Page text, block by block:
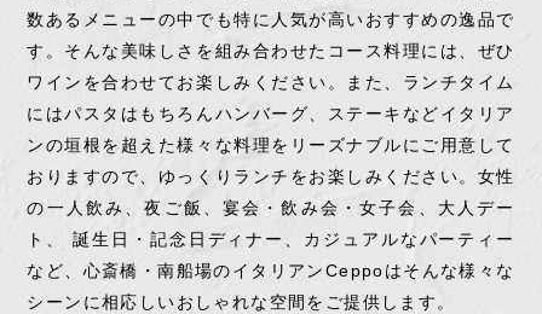
数あるメニューの中でも特に人気が高いおすすめの逸品で
す。そんな美味しさを組み合わせたコース料理には、ぜひ
ワインを合わせてお楽しみください。また、ランチタイム
にはパスタはもちろんハンバーグ、ステーキなどイタリア
ンの垣根を超えた様々な料理をリーズナブルにご用意して
おりますので、ゆっくりランチをお楽しみください。女性
の一人飲み、夜ご飯、宴会・飲み会・女子会、大人デー
ト、 誕生日・記念日ディナー、カジュアルなパーティー
など、心斎橋・南船場のイタリアンCeppoはそんな様々な
シーンに相応しいおしゃれな空間をご提供します。